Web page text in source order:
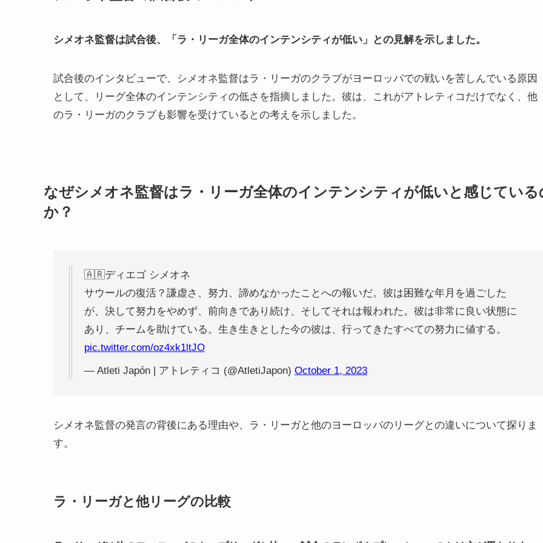
シメオネ監督は試合後、「ラ・リーガ全体のインテンシティが低い」との見解を示しました。
試合後のインタビューで、シメオネ監督はラ・リーガのクラブがヨーロッパでの戦いを苦しんでいる原因
として、リーグ全体のインテンシティの低さを指摘しました。彼は、これがアトレティコだけでなく、他
のラ・リーガのクラブも影響を受けているとの考えを示しました。
なぜシメオネ監督はラ・リーガ全体のインテンシティが低いと感じている
か？
🇦🇷ディエゴ シメオネ
サウールの復活？謙虚さ、努力、諦めなかったことへの報いだ。彼は困難な年月を過ごした
が、決して努力をやめず、前向きであり続け、そしてそれは報われた。彼は非常に良い状態に
あり、チームを助けている。生き生きとした今の彼は、行ってきたすべての努力に値する。
pic.twitter.com/oz4xk1ltJO
— Atleti Japón | アトレティコ (@AtletiJapon) October 1, 2023
シメオネ監督の発言の背後にある理由や、ラ・リーガと他のヨーロッパのリーグとの違いについて探りま
す。
ラ・リーガと他リーグの比較